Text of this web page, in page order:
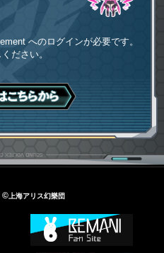
へのログインが必要です。
ださい。
ちら
©上海アリス幻樂団